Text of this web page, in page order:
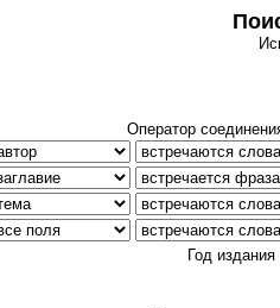
Оператор
Год